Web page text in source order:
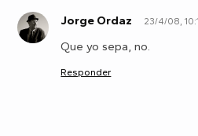
J Jorge Ordaz 23/4/08,
Que yo sepa, no.
Responder